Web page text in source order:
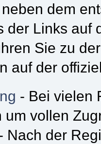
dem
der Links auf
Sie zu
auf der
- Bei vielen
um vollen
Nach der